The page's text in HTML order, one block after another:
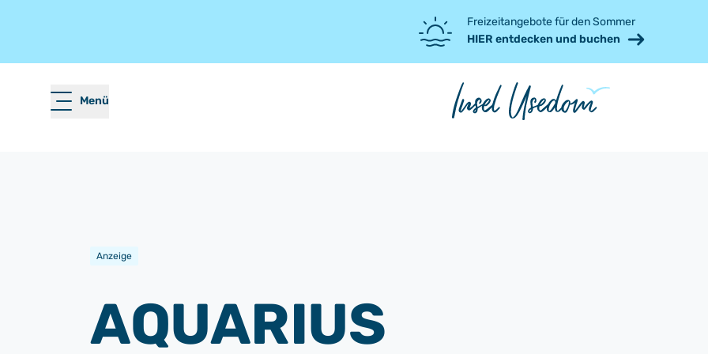
Freizeitangebote für den Sommer
HIER entdecken und buchen
Menü
AQUARIUS
Anzeige